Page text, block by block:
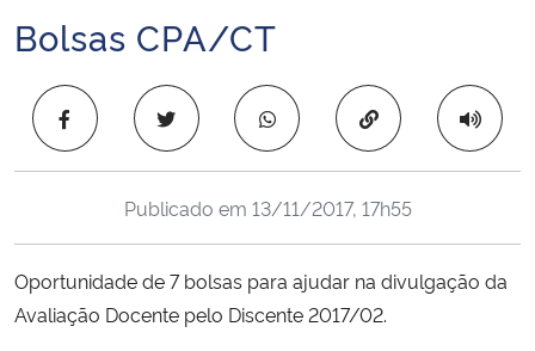
Ministério da Infraestrutura
Ministério da Agricultura, Pecuária e Abastecimento
Ministério da Cidadania
Ministério da Saúde
Início do conteúdo
Bolsas CPA/CT
Copiar para área
Publicado em 13/11/2017, 17h55
Oportunidade de 7 bolsas para ajudar na divulgação da
Avaliação Docente pelo Discente 2017/02.